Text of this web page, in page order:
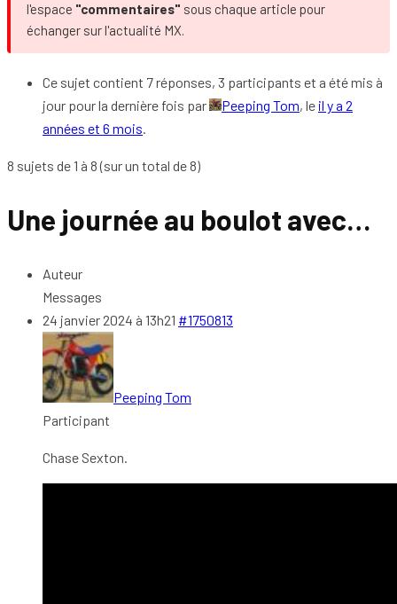
l'espace "commentaires" sous chaque article pour
échanger sur l'actualité MX.
Ce sujet contient 7 réponses, 3 participants et a été mis à
jour pour la dernière fois par
Peeping Tom, le il y a 2
années et 6 mois.
8 sujets de 1 à 8 (sur un total de 8)
Une journée au boulot avec…
Auteur
Messages
24 janvier 2024 à 13h21 #1750813
Peeping Tom
Participant
Chase Sexton.